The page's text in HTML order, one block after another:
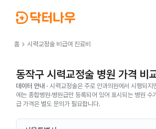
홈 chevron_right 시력교정술 비급여 진료비
동작구 시력교정술 병원 가격
데이터 안내 · 시력교정술은 주로 안과의원에서 시행되지
에는 종합병원·병원급만 등록되어 있어 표시되는 병원 수
급 가격은 별도 문의가 필요합니다.